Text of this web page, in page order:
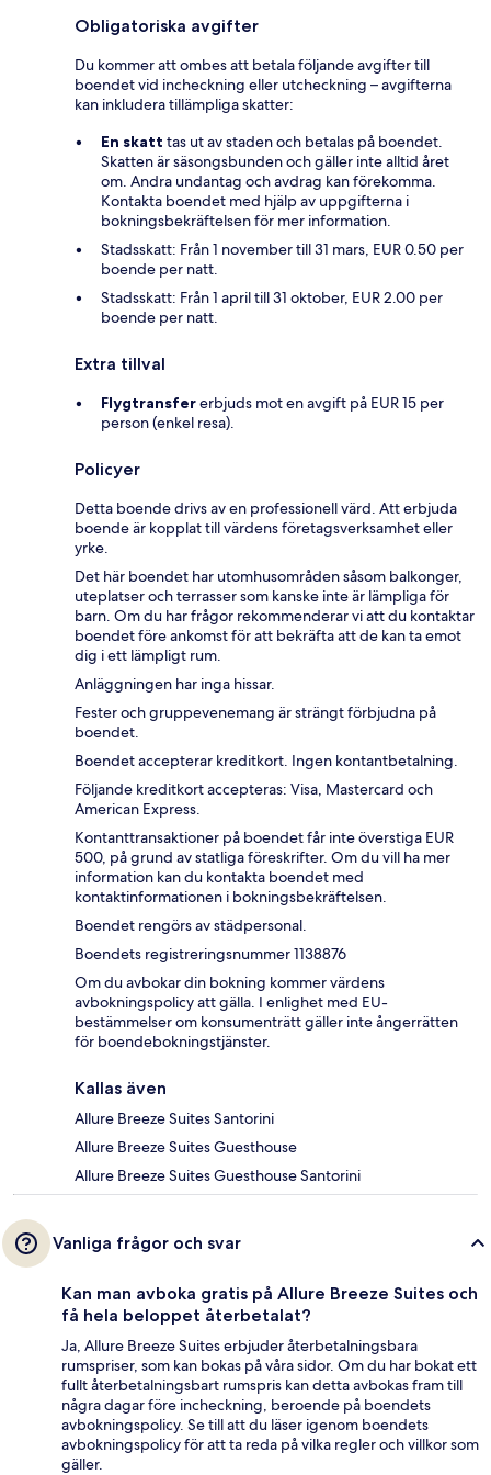
Obligatoriska avgifter
Du kommer att ombes att betala följande avgifter till
boendet vid incheckning eller utcheckning – avgifterna
kan inkludera tillämpliga skatter:
En skatt tas ut av staden och betalas på boendet.
Skatten är säsongsbunden och gäller inte alltid året
om. Andra undantag och avdrag kan förekomma.
Kontakta boendet med hjälp av uppgifterna i
bokningsbekräftelsen för mer information.
Stadsskatt: Från 1 november till 31 mars, EUR 0.50 per
boende per natt.
Stadsskatt: Från 1 april till 31 oktober, EUR 2.00 per
boende per natt.
Extra tillval
Flygtransfererbjuds mot en avgift på EUR 15 per
person (enkel resa).
Policyer
Detta boende drivs av en professionell värd. Att erbjuda
boende är kopplat till värdens företagsverksamhet eller
yrke.
Det här boendet har utomhusområden såsom balkonger,
uteplatser och terrasser som kanske inte är lämpliga för
barn. Om du har frågor rekommenderar vi att du kontaktar
boendet före ankomst för att bekräfta att de kan ta emot
dig i ett lämpligt rum.
Anläggningen har inga hissar.
Fester och gruppevenemang är strängt förbjudna på
boendet.
Boendet accepterar kreditkort. Ingen kontantbetalning.
Följande kreditkort accepteras: Visa, Mastercard och
American Express.
Kontanttransaktioner på boendet får inte överstiga EUR
500, på grund av statliga föreskrifter. Om du vill ha mer
information kan du kontakta boendet med
kontaktinformationen i bokningsbekräftelsen.
Boendet rengörs av städpersonal.
Boendets registreringsnummer 1138876
Om du avbokar din bokning kommer värdens
avbokningspolicy att gälla. I enlighet med EU-
bestämmelser om konsumenträtt gäller inte ångerrätten
för boendebokningstjänster.
Kallas även
Allure Breeze Suites Santorini
Allure Breeze Suites Guesthouse
Allure Breeze Suites Guesthouse Santorini
Vanliga frågor och svar
Kan man avboka gratis på Allure Breeze Suites och
få hela beloppet återbetalat?
Ja, Allure Breeze Suites erbjuder återbetalningsbara
rumspriser, som kan bokas på våra sidor. Om du har bokat ett
fullt återbetalningsbart rumspris kan detta avbokas fram till
några dagar före incheckning, beroende på boendets
avbokningspolicy. Se till att du läser igenom boendets
avbokningspolicy för att ta reda på vilka regler och villkor som
gäller.